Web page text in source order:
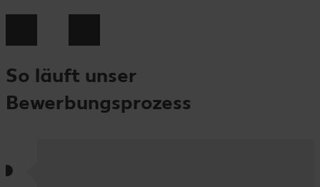
So läuft unser
Bewerbungsprozess